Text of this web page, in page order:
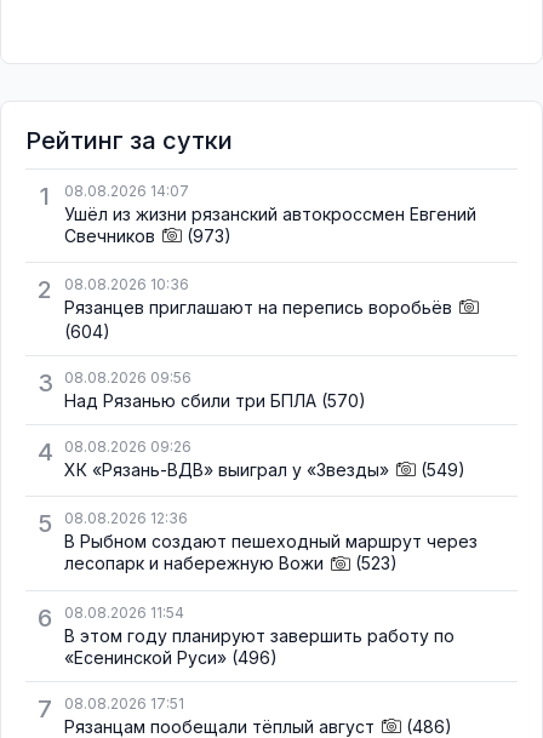
Рейтинг за сутки
1
08.08.2026 14:07
Ушёл из жизни рязанский автокроссмен Евгений
Свечников
(973)
2 08.08.2026 10:36
Рязанцев приглашают на перепись воробьёв
(604)
3 08.08.2026 09:56
Над Рязанью сбили три БПЛА (570)
4 08.08.2026 09:26
ХК «Рязань-ВДВ» выиграл у «Звезды» (549)
5 08.08.2026 12:36
В Рыбном создают пешеходный маршрут через
лесопарк и набережную Вожи
(523)
6 08.08.2026 11:54
В этом году планируют завершить работу по
«Есенинской Руси» (496)
7 08.08.2026 17:51
Рязанцам пообещали тёплый август (486)